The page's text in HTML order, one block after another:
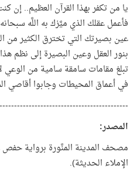
يا من تكفر بهذا القرآن العظيم.. إن
فأعمل عقلك الذي ميَّزك به اللَّه
عين بصيرتك التي تخترق الكثير
بنور العقل وعين البصيرة إلى نظم
تبلغ مقامات سامقة سامية من الوعي
في أعماق المحيطات وجابوا أقاصي
المصدر:
مصحف المدينة المنَّورة برواية
الإملاء الحديثة).